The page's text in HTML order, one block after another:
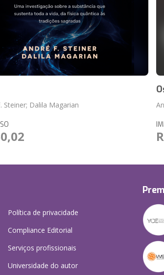
Steiner; Dalila Magarian
Política de privacidade
Compliance Editorial
Serviços profissionais
Universidade do autor